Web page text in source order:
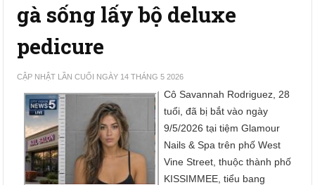
gà sống lấy bộ deluxe
pedicure
CẬP NHẬT LẦN CUỐI NGÀY 14 THÁNG 5 2026
Cô Savannah Rodriguez, 28
tuổi, đã bị bắt vào ngày
9/5/2026 tại tiệm Glamour
Nails & Spa trên phố West
Vine Street, thuộc thành phố
KISSIMMEE, tiểu bang